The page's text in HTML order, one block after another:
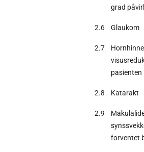
grad
2.6 Glaukom
2.7
pasienten
2.8 Katarakt
2.9
forventet